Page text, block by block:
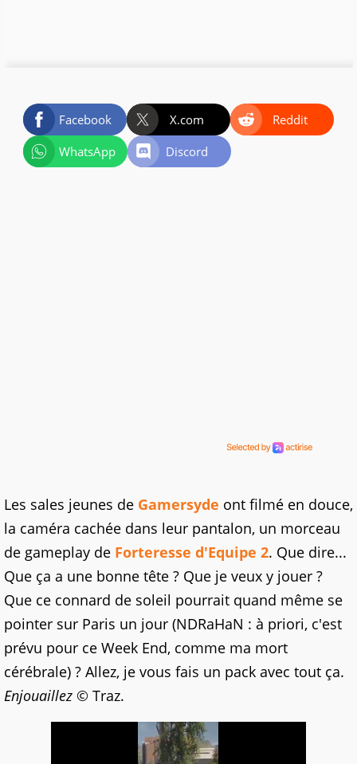
Facebook X.com
Reddit
WhatsApp
Discord
Les sales jeunes de Gamersyde ont filmé en douce,
la caméra cachée dans leur pantalon, un morceau
de gameplay de Forteresse d'Equipe 2. Que dire...
Que ça a une bonne tête ? Que je veux y jouer ?
Que ce connard de soleil pourrait quand même se
pointer sur Paris un jour (NDRaHaN : à priori, c'est
prévu pour ce Week End, comme ma mort
cérébrale) ? Allez, je vous fais un pack avec tout ça.
Enjouaillez © Traz.